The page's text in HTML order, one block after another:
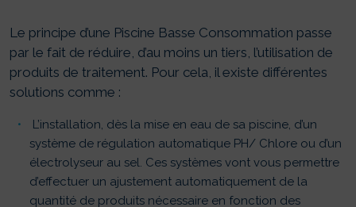
Le principe d’une Piscine Basse Consommation passe
par le fait de réduire, d’au moins un tiers, l’utilisation de
produits de traitement. Pour cela, il existe différentes
solutions comme :
L’installation, dès la mise en eau de sa piscine, d’un
système de régulation automatique PH/ Chlore ou d’un
électrolyseur au sel. Ces systèmes vont vous permettre
d’effectuer un ajustement automatiquement de la
quantité de produits nécessaire en fonction des